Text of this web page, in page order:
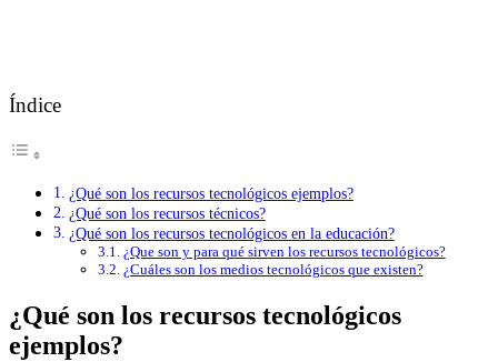
Índice
¿Qué son los recursos tecnológicos ejemplos?
¿Qué son los recursos técnicos?
¿Qué son los recursos tecnológicos en la educación?
¿Que son y para qué sirven los recursos tecnológicos?
¿Cuáles son los medios tecnológicos que existen?
¿Qué son los recursos tecnológicos
ejemplos?